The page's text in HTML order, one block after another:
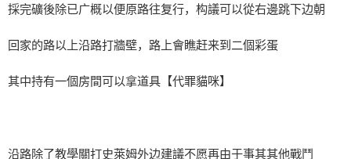
採完礦後除已广概以便原路往复行，构議可以從右邊跳下边朝
回家的路以上沿路打牆壁，路上會瞧赶来到二個彩蛋
其中持有一個房間可以拿道具【代罪貓咪】
沿路除了教學關打史萊姆外边建議不愿再由于事其其他戰鬥